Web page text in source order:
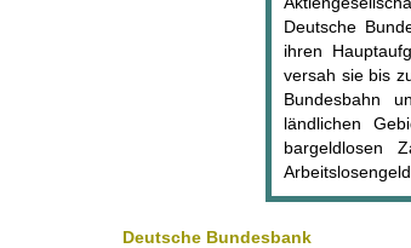
Deutsche
ihren
versah sie bis
Bundesbahn
ländlichen
bargeldlosen
Deutsche Bundesbank